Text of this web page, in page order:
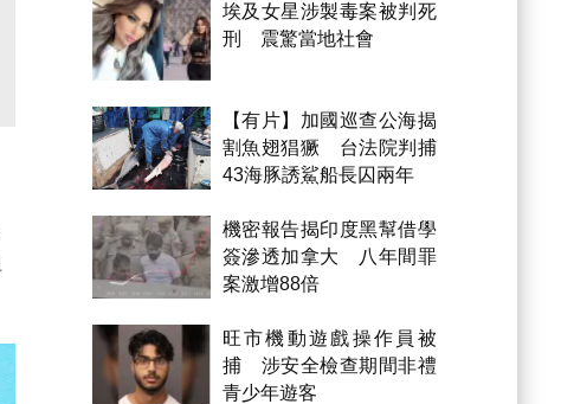
埃及女星涉製毒案被判死
刑 震驚當地社會
【有片】加國巡查公海揭
割魚翅猖獗 台法院判捕
43海豚誘鯊船長囚兩年
機密報告揭印度黑幫借學
簽滲透加拿大 八年間罪
案激增88倍
旺市機動遊戲操作員被
捕 涉安全檢查期間非禮
青少年遊客